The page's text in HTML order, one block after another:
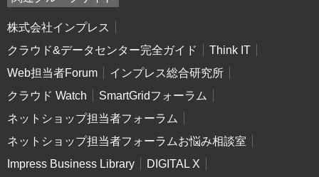
株式会社インプレス
クラウド&データセンター完全ガイド
Think IT
Web担当者Forum
インプレス総合研究所
クラウド Watch
SmartGridフォーラム
ネットショップ担当者フォーラム
ネットショップ担当者フォーラムお悩み相談室
Impress Business Library
DIGITAL X